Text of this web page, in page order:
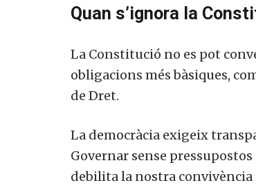
Quan s’ignora la
La Constitució no es pot
obligacions més bàsiques,
de Dret.
La democràcia exigeix
Governar sense pressupostos
debilita la nostra convivència